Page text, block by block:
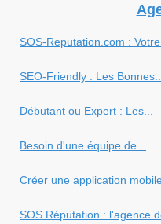
SOS-Reputation.com :
SEO-Friendly : Les
Débutant ou Expert : Les...
Besoin d'une équipe de...
Créer une application
SOS Réputation : l'agence